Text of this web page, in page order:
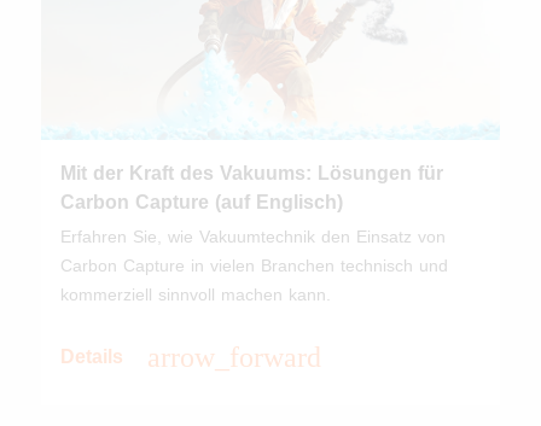
Mit der Kraft des Vakuums: Lösungen für
Carbon Capture (auf Englisch)
Erfahren Sie, wie Vakuumtechnik den Einsatz von
Carbon Capture in vielen Branchen technisch und
kommerziell sinnvoll machen kann.
Details arrow_forward